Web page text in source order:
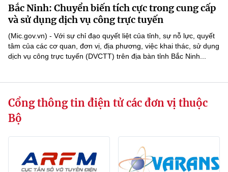
Sở Khoa học và Công nghệ
Chuyển đổi số
Bưu chính, Viễn thông
Năng lượng nguyên tử
Tin địa phương
Văn bản QPPL
Văn bản chỉ đạo điều hành
Lấy ý kiến người dân về dự thảo VBQPPL
MST IOFFICE
THỐNG KÊ
Khoa học và Công nghệ
Đổi mới sáng tạo
Chuyển đổi số
Sở hữu trí tuệ
Multimedia
Khác
Videos
Ảnh
Bắc Ninh: Chuyển biến tích cực trong cung cấp
và sử dụng dịch vụ công trực tuyến
(Mic.gov.vn) - Với sự chỉ đạo quyết liệt của tỉnh, sự nỗ lực, quyết
tâm của các cơ quan, đơn vị, địa phương, việc khai thác, sử dụng
dịch vụ công trực tuyến (DVCTT) trên địa bàn tỉnh Bắc Ninh...
Cổng thông tin điện tử các đơn vị thuộc
Bộ